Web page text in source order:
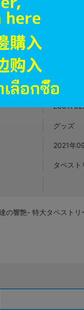
状態 :A
オンライン
状態 2,591円 税込
グッズ
2021年
タペスト
響艶- 特大タペスト